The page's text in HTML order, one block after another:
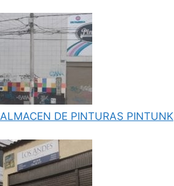
ALMACEN DE PINTURAS PINTUNK